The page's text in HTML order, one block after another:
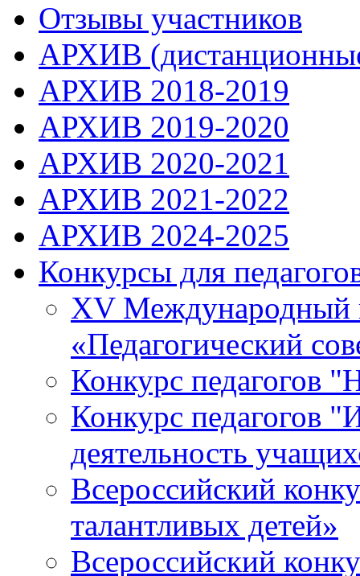
Отзывы участников
АРХИВ
АРХИВ 2018-2019
АРХИВ 2019-2020
АРХИВ 2020-2021
АРХИВ 2021-2022
АРХИВ 2024-2025
Конкурсы для
XV Международный
«Педагогический
Конкурс педагогов
Конкурс педагогов
деятельность
Всероссийский
талантливых детей»
Всероссийский